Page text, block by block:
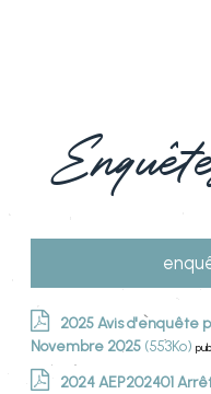
2025 Avis d'enquête
Novembre 2025 (553Ko)
2024 AEP202401